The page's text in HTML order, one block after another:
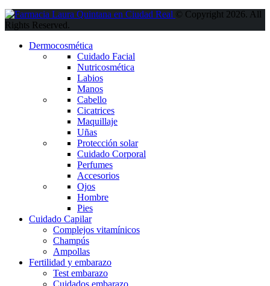
© Copyright 2026. All
Rights Reserved.
Dermocosmética
Cuidado Facial
Nutricosmética
Labios
Manos
Cabello
Cicatrices
Maquillaje
Uñas
Protección solar
Cuidado Corporal
Perfumes
Accesorios
Ojos
Hombre
Pies
Cuidado Capilar
Complejos vitamínicos
Champús
Ampollas
Fertilidad y embarazo
Test embarazo